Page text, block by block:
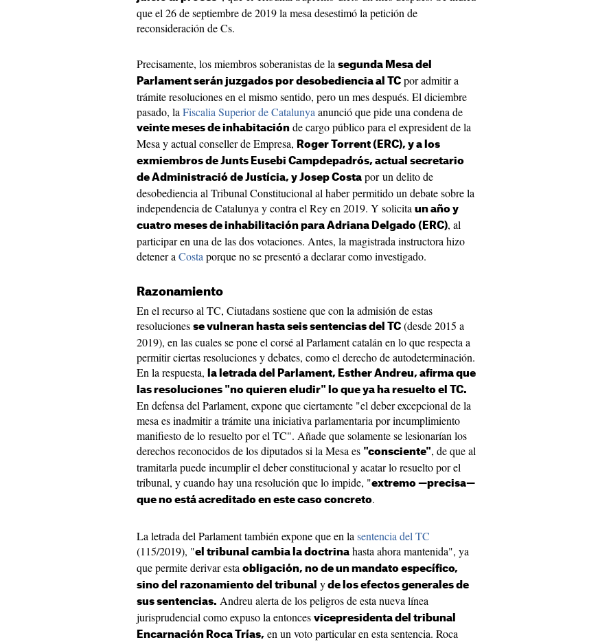
que el 26 de septiembre de 2019 la mesa desestimó la petición de
reconsideración de Cs.
Precisamente, los miembros soberanistas de la segunda Mesa del
Parlament serán juzgados por desobediencia al TC por admitir a
trámite resoluciones en el mismo sentido, pero un mes después. El diciembre
pasado, la Fiscalia Superior de Catalunya anunció que pide una condena de
veinte meses de inhabitación de cargo público para el expresident de la
Mesa y actual conseller de Empresa, Roger Torrent (ERC), y a los
exmiembros de Junts Eusebi Campdepadrós, actual secretario
de Administració de Justícia, y Josep Costa por un delito de
desobediencia al Tribunal Constitucional al haber permitido un debate sobre la
independencia de Catalunya y contra el Rey en 2019. Y solicita un año y
cuatro meses de inhabilitación para Adriana Delgado (ERC), al
participar en una de las dos votaciones. Antes, la magistrada instructora hizo
detener a Costa porque no se presentó a declarar como investigado.
Razonamiento
En el recurso al TC, Ciutadans sostiene que con la admisión de estas
resoluciones se vulneran hasta seis sentencias del TC (desde 2015 a
2019), en las cuales se pone el corsé al Parlament catalán en lo que respecta a
permitir ciertas resoluciones y debates, como el derecho de autodeterminación.
En la respuesta,
la letrada del Parlament, Esther Andreu, afirma que
las resoluciones "no quieren eludir" lo que ya ha resuelto el TC.
En defensa del Parlament, expone que ciertamente "el deber excepcional de la
mesa es inadmitir a trámite una iniciativa parlamentaria por incumplimiento
manifiesto de lo resuelto por el TC". Añade que solamente se lesionarían los
derechos reconocidos de los diputados si la Mesa es "consciente", de que al
tramitarla puede incumplir el deber constitucional y acatar lo resuelto por el
tribunal, y cuando hay una resolución que lo impide, "extremo —precisa—
que no está acreditado en este caso concreto.
La letrada del Parlament también expone que en la sentencia del TC
(115/2019), "el tribunal cambia la doctrina hasta ahora mantenida", ya
que permite derivar esta obligación, no de un mandato específico,
sino del razonamiento del tribunal y de los efectos generales de
sus sentencias. Andreu alerta de los peligros de esta nueva línea
jurisprudencial como expuso la entonces vicepresidenta del tribunal
Encarnación Roca Trías, en un voto particular en esta sentencia. Roca